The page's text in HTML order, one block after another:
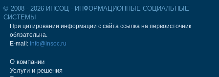
© 2008 - 2026 ИНСОЦ - ИНФОРМАЦИОННЫЕ СОЦИАЛЬНЫЕ
СИСТЕМЫ
При цитировании информации с сайта ссылка на первоисточник
обязательна.
E-mail: info@insoc.ru
О компании
Услуги и решения